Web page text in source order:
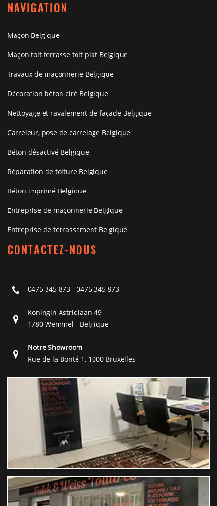
NAVIGATION
Maçon Belgique
Maçon toit terrasse toit plat Belgique
Travaux de maçonnerie Belgique
Décoration béton ciré Belgique
Nettoyage et ravalement de façade Belgique
Carreleur, pose de carrelage Belgique
Béton désactivé Belgique
Réparation de toiture Belgique
Béton imprimé Belgique
Entreprise de maçonnerie Belgique
Entreprise de terrassement Belgique
CONTACTEZ-NOUS
0475 345 873 - 0475 345 873
Koningin Astridlaan 49
1780 Wemmel - Belgique
Notre Showroom
Rue de la Bonté 1, 1000 Bruxelles